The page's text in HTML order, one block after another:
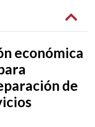
económica
de